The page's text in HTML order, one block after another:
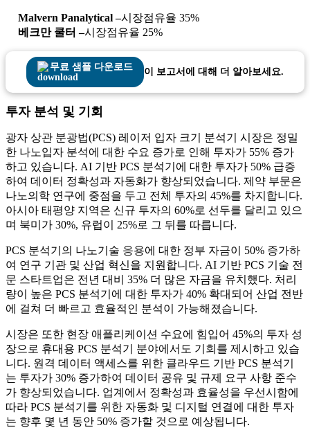
Malvern Panalytical –시장점유율 35%
베크만 쿨터 –시장점유율 25%
무료 샘플 다운로드 이 보고서에 대해 더 알아보세요.
투자 분석 및 기회
광자 상관 분광법(PCS) 레이저 입자 크기 분석기 시장은 정밀
한 나노입자 분석에 대한 수요 증가로 인해 투자가 55% 증가
하고 있습니다. AI 기반 PCS 분석기에 대한 투자가 50% 급증
하여 데이터 정확성과 자동화가 향상되었습니다. 제약 부문은
나노의학 연구에 중점을 두고 전체 투자의 45%를 차지합니다.
아시아 태평양 지역은 신규 투자의 60%로 선두를 달리고 있으
며 북미가 30%, 유럽이 25%로 그 뒤를 따릅니다.
PCS 분석기의 나노기술 응용에 대한 정부 자금이 50% 증가하
여 연구 기관 및 산업 혁신을 지원합니다. AI 기반 PCS 기술 전
문 스타트업은 전년 대비 35% 더 많은 자금을 유치했다. 처리
량이 높은 PCS 분석기에 대한 투자가 40% 확대되어 산업 전반
에 걸쳐 더 빠르고 효율적인 분석이 가능해졌습니다.
시장은 또한 현장 애플리케이션 수요에 힘입어 45%의 투자 성
장으로 휴대용 PCS 분석기 분야에서도 기회를 제시하고 있습
니다. 원격 데이터 액세스를 위한 클라우드 기반 PCS 분석기
는 투자가 30% 증가하여 데이터 공유 및 규제 요구 사항 준수
가 향상되었습니다. 업계에서 정확성과 효율성을 우선시함에
따라 PCS 분석기를 위한 자동화 및 디지털 연결에 대한 투자
는 향후 몇 년 동안 50% 증가할 것으로 예상됩니다.